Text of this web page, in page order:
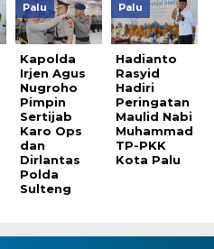
Palu
Kapolda
Irjen Agus
Nugroho
Pimpin
Sertijab
Karo Ops
dan
Dirlantas
Polda
Sulteng
Palu
Hadianto
Rasyid
Hadiri
Peringatan
Maulid Nabi
Muhammad
TP-PKK
Kota Palu